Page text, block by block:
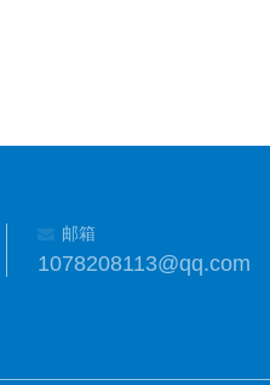
邮箱
1078208113@qq.com